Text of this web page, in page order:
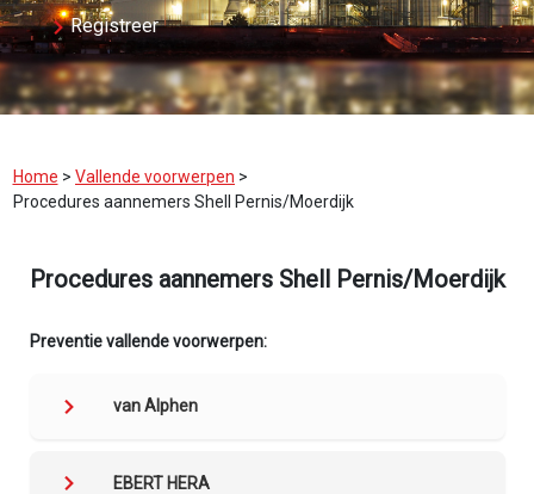
Registreer
Home > Vallende voorwerpen >
Procedures aannemers Shell Pernis/Moerdijk
Procedures aannemers Shell Pernis/Moerdijk
Preventie vallende voorwerpen:
van Alphen
EBERT HERA